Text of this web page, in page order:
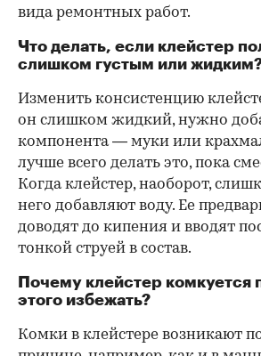
вида ремонтных работ.
Что делать, если клейстер
слишком густым или
Изменить консистенцию
он слишком жидкий, нужно
компонента — муки или
лучше всего делать это, пока
Когда клейстер, наоборот,
него добавляют воду. Ее
доводят до кипения и вводят
тонкой струей в состав.
Почему клейстер комкуется
этого избежать?
Комки в клейстере возникают